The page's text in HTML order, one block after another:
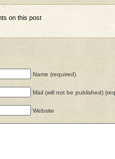
on this post
Name (required)
Mail (will not be published)
Website